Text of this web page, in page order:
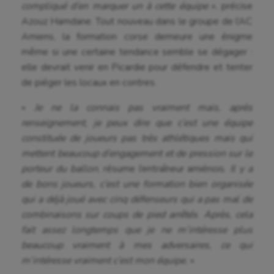
compliqué d’en marquer un à cette équipe », précise
Azouz Hamdane. Tout nouveau dans le groupe de l’AC
Amiens, la formation corse demeure une énigme
même si une certaine tendance semble se dégager :
elle devrait venir en Picardie pour défendre et tenter
de piéger les locaux en contres.
Je ne la connais pas vraiment mais, après
renseignement, je peux dire que c’est une équipe
constituée de joueurs pas très athlétiques mais qui
mettent beaucoup d’engagement et de pression sur le
porteur du ballon
, résume l’entraîneur amiénois.
Il y a
de bons joueurs, c’est une formation bien organisée
qui a déjà joué avec cinq défenseurs qui a pas mal de
combinaisons sur coups de pied arrêtés
Après, cela
fait assez longtemps que je ne m’intéresse plus
beaucoup vraiment à mes adversaires, ce qui
m’intéresse vraiment c’est mon équipe.